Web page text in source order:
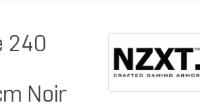
240
Noir